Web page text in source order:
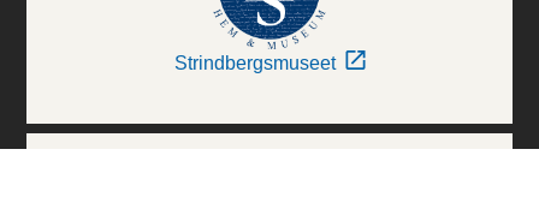
Strindbergsmuseet